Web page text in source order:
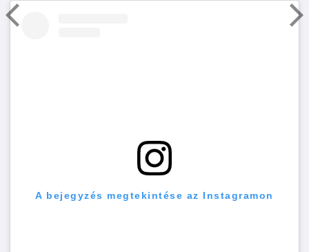
A bejegyzés megtekintése az Instagramon